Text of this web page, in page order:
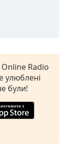
Radio
улюблені
були!